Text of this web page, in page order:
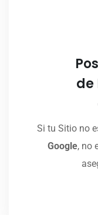
de
Si tu Sitio no
Google, no